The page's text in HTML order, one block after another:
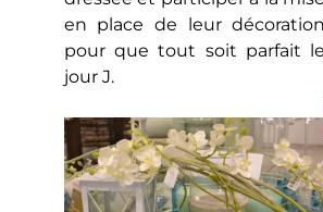
en place de leur
pour que tout soit parfait le
jour J.